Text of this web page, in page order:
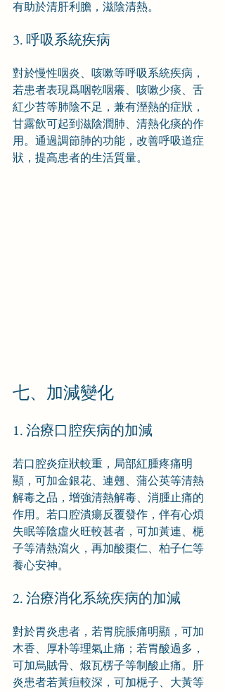
有助於清肝利膽，滋陰清熱。
3. 呼吸系統疾病
對於慢性咽炎、咳嗽等呼吸系統疾病，
若患者表現爲咽乾咽癢、咳嗽少痰、舌
紅少苔等肺陰不足，兼有溼熱的症狀，
甘露飲可起到滋陰潤肺、清熱化痰的作
用。通過調節肺的功能，改善呼吸道症
狀，提高患者的生活質量。
七、加減變化
1. 治療口腔疾病的加減
若口腔炎症狀較重，局部紅腫疼痛明
顯，可加金銀花、連翹、蒲公英等清熱
解毒之品，增強清熱解毒、消腫止痛的
作用。若口腔潰瘍反覆發作，伴有心煩
失眠等陰虛火旺較甚者，可加黃連、梔
子等清熱瀉火，再加酸棗仁、柏子仁等
養心安神。
2. 治療消化系統疾病的加減
對於胃炎患者，若胃脘脹痛明顯，可加
木香、厚朴等理氣止痛；若胃酸過多，
可加烏賊骨、煅瓦楞子等制酸止痛。肝
炎患者若黃疸較深，可加梔子、大黃等